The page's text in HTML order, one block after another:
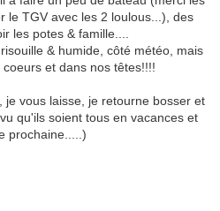
le TGV avec les 2 loulous...), des
les potes & famille....
& humide, côté météo, mais
et dans nos têtes!!!!
je vous laisse, je retourne bosser et
qu'ils soient tous en vacances et
prochaine.....)